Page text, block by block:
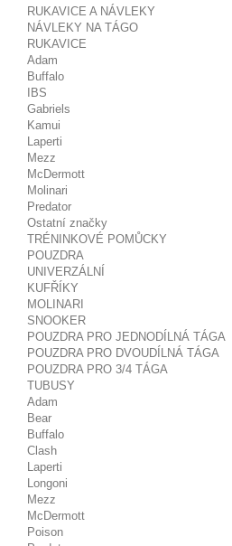
RUKAVICE A NÁVLEKY
NÁVLEKY NA TÁGO
RUKAVICE
Adam
Buffalo
IBS
Gabriels
Kamui
Laperti
Mezz
McDermott
Molinari
Predator
Ostatní značky
TRÉNINKOVÉ POMŮCKY
POUZDRA
UNIVERZÁLNÍ
KUFŘÍKY
MOLINARI
SNOOKER
POUZDRA PRO JEDNODÍLNÁ TÁGA
POUZDRA PRO DVOUDÍLNÁ TÁGA
POUZDRA PRO 3/4 TÁGA
TUBUSY
Adam
Bear
Buffalo
Clash
Laperti
Longoni
Mezz
McDermott
Poison